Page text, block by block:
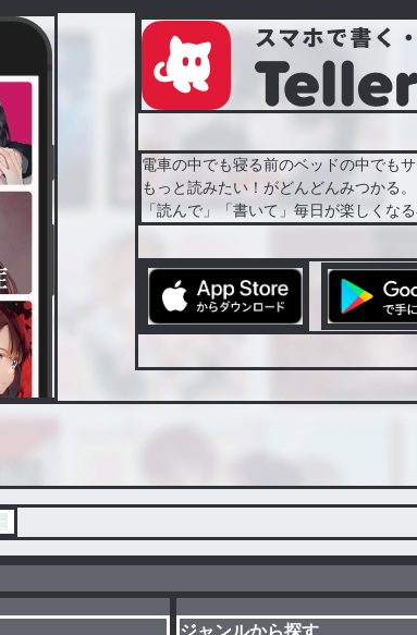
電車の中でも寝る前のベッドの中でも
もっと読みたい！がどんどんみつかる。
「読んで」「書いて」毎日が楽しくな
ジャンルから探す